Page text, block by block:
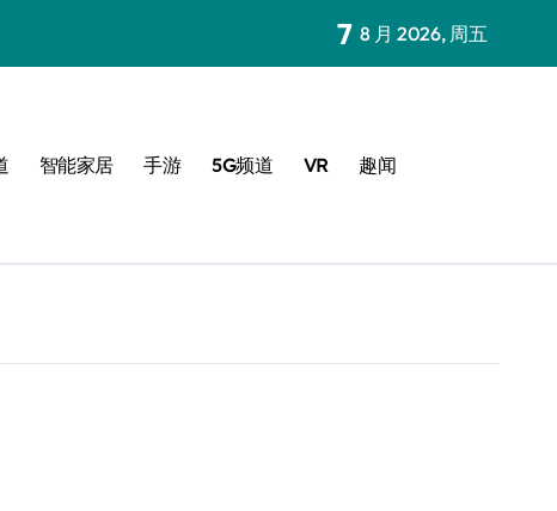
7 8 月 2026, 周五
智能家居 手游 5G频道 VR 趣闻